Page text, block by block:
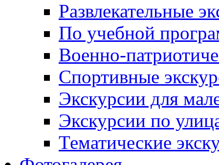
Развлекательные
По учебной
Военно-
Спортивные
Экскурсии для
Экскурсии по
Тематические